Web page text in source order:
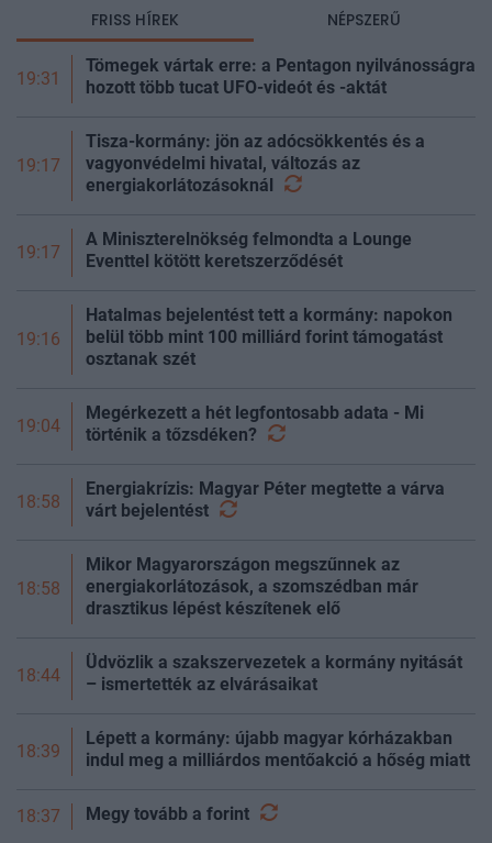
FRISS HÍREK NÉPSZERŰ
19:31
Tömegek vártak erre: a Pentagon nyilvánosságra
hozott több tucat UFO-videót és -aktát
19:17
Tisza-kormány: jön az adócsökkentés és a
vagyonvédelmi hivatal, változás az
energiakorlátozásoknál
19:17
A Miniszterelnökség felmondta a Lounge
Eventtel kötött keretszerződését
19:16
Hatalmas bejelentést tett a kormány: napokon
belül több mint 100 milliárd forint támogatást
osztanak szét
19:04
Megérkezett a hét legfontosabb adata - Mi
történik a tőzsdéken?
18:58
Energiakrízis: Magyar Péter megtette a várva
várt bejelentést
18:58
Mikor Magyarországon megszűnnek az
energiakorlátozások, a szomszédban már
drasztikus lépést készítenek elő
18:44
Üdvözlik a szakszervezetek a kormány nyitását
– ismertették az elvárásaikat
18:39
Lépett a kormány: újabb magyar kórházakban
indul meg a milliárdos mentőakció a hőség miatt
18:37 Megy tovább a forint